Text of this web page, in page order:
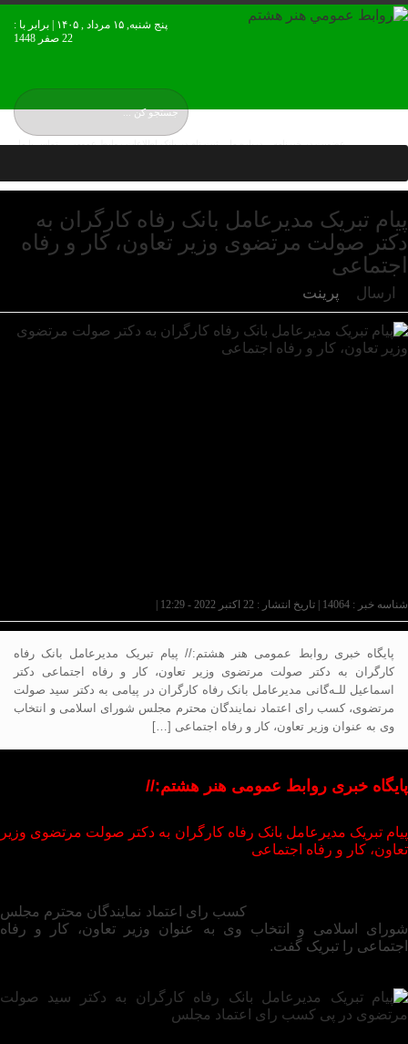
تماس با ما
ثبت نام در بانک اطلاعات روابط عمومی
درباره ما عضويت در خبرنامه
پنج شنبه, ۱۵ مرداد , ۱۴۰۵ | برابر با :
22 صفر 1448
پیام‌ تبریک مدیرعامل بانک رفاه کارگران به
دکتر صولت مرتضوی وزیر تعاون، کار و رفاه
اجتماعی
ارسال پرینت
شناسه خبر : 14064 | تاریخ انتشار : 22 اکتبر 2022 - 12:29 |
پایگاه خبری روابط عمومی هنر هشتم:// پیام‌ تبریک مدیرعامل بانک رفاه
کارگران به دکتر صولت مرتضوی وزیر تعاون، کار و رفاه اجتماعی دکتر
اسماعیل‌ للـه‌گانی مدیرعامل بانک رفاه کارگران در پیامی به دکتر سید صولت
مرتضوی، کسب رای اعتماد نمایندگان محترم مجلس شورای اسلامی و انتخاب
وی به عنوان وزیر تعاون، کار و رفاه اجتماعی […]
پایگاه خبری روابط عمومی هنر هشتم://
پیام‌ تبریک مدیرعامل بانک رفاه کارگران به دکتر صولت مرتضوی وزیر
تعاون، کار و رفاه اجتماعی
کسب رای اعتماد نمایندگان محترم مجلس
شورای اسلامی و انتخاب وی به عنوان وزیر تعاون، کار و رفاه
اجتماعی را تبریک گفت.